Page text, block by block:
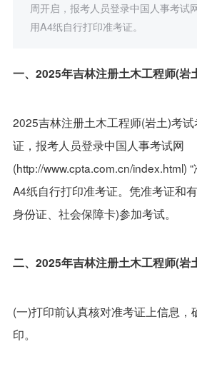
周开启，报考人员登录中国人事考试
用A4纸自行打印准考证。
一、2025年吉林注册土木工程师(岩
2025吉林注册土木工程师(岩土)考
证，报考人员登录中国人事考试网
(http://www.cpta.com.cn/index.html)
A4纸自行打印准考证。凭准考证和
身份证、社会保障卡)参加考试。
二、2025年吉林注册土木工程师(岩
(一)打印前认真核对准考证上信息，
印。